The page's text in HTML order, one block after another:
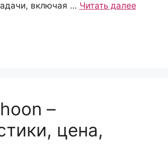
включая … Читать далее
–
цена,